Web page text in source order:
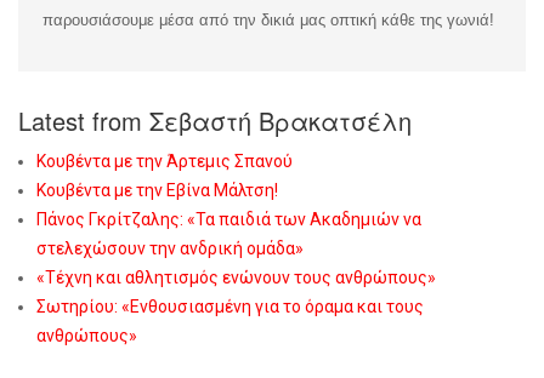
παρουσιάσουμε μέσα από την δικιά μας οπτική κάθε της γωνιά!
Latest from Σεβαστή Βρακατσέλη
Κουβέντα με την Άρτεμις Σπανού
Κουβέντα με την Εβίνα Μάλτση!
Πάνος Γκρίτζαλης: «Τα παιδιά των Ακαδημιών να
στελεχώσουν την ανδρική ομάδα»
«Τέχνη και αθλητισμός ενώνουν τους ανθρώπους»
Σωτηρίου: «Eνθουσιασμένη για το όραμα και τους
ανθρώπους»